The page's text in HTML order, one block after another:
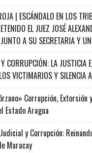
| ESCÁNDALO EN LOS
EL JUEZ JOSÉ
A SU SECRETARIA Y
CORRUPCIÓN: LA JUSTICIA
VICTIMARIOS Y SILENCIA
Corrupción, Extorsión
Estado Aragua
y Corrupción:
Maracay